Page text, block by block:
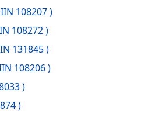
108207 )
108272 )
131845 )
108206 )
)
)